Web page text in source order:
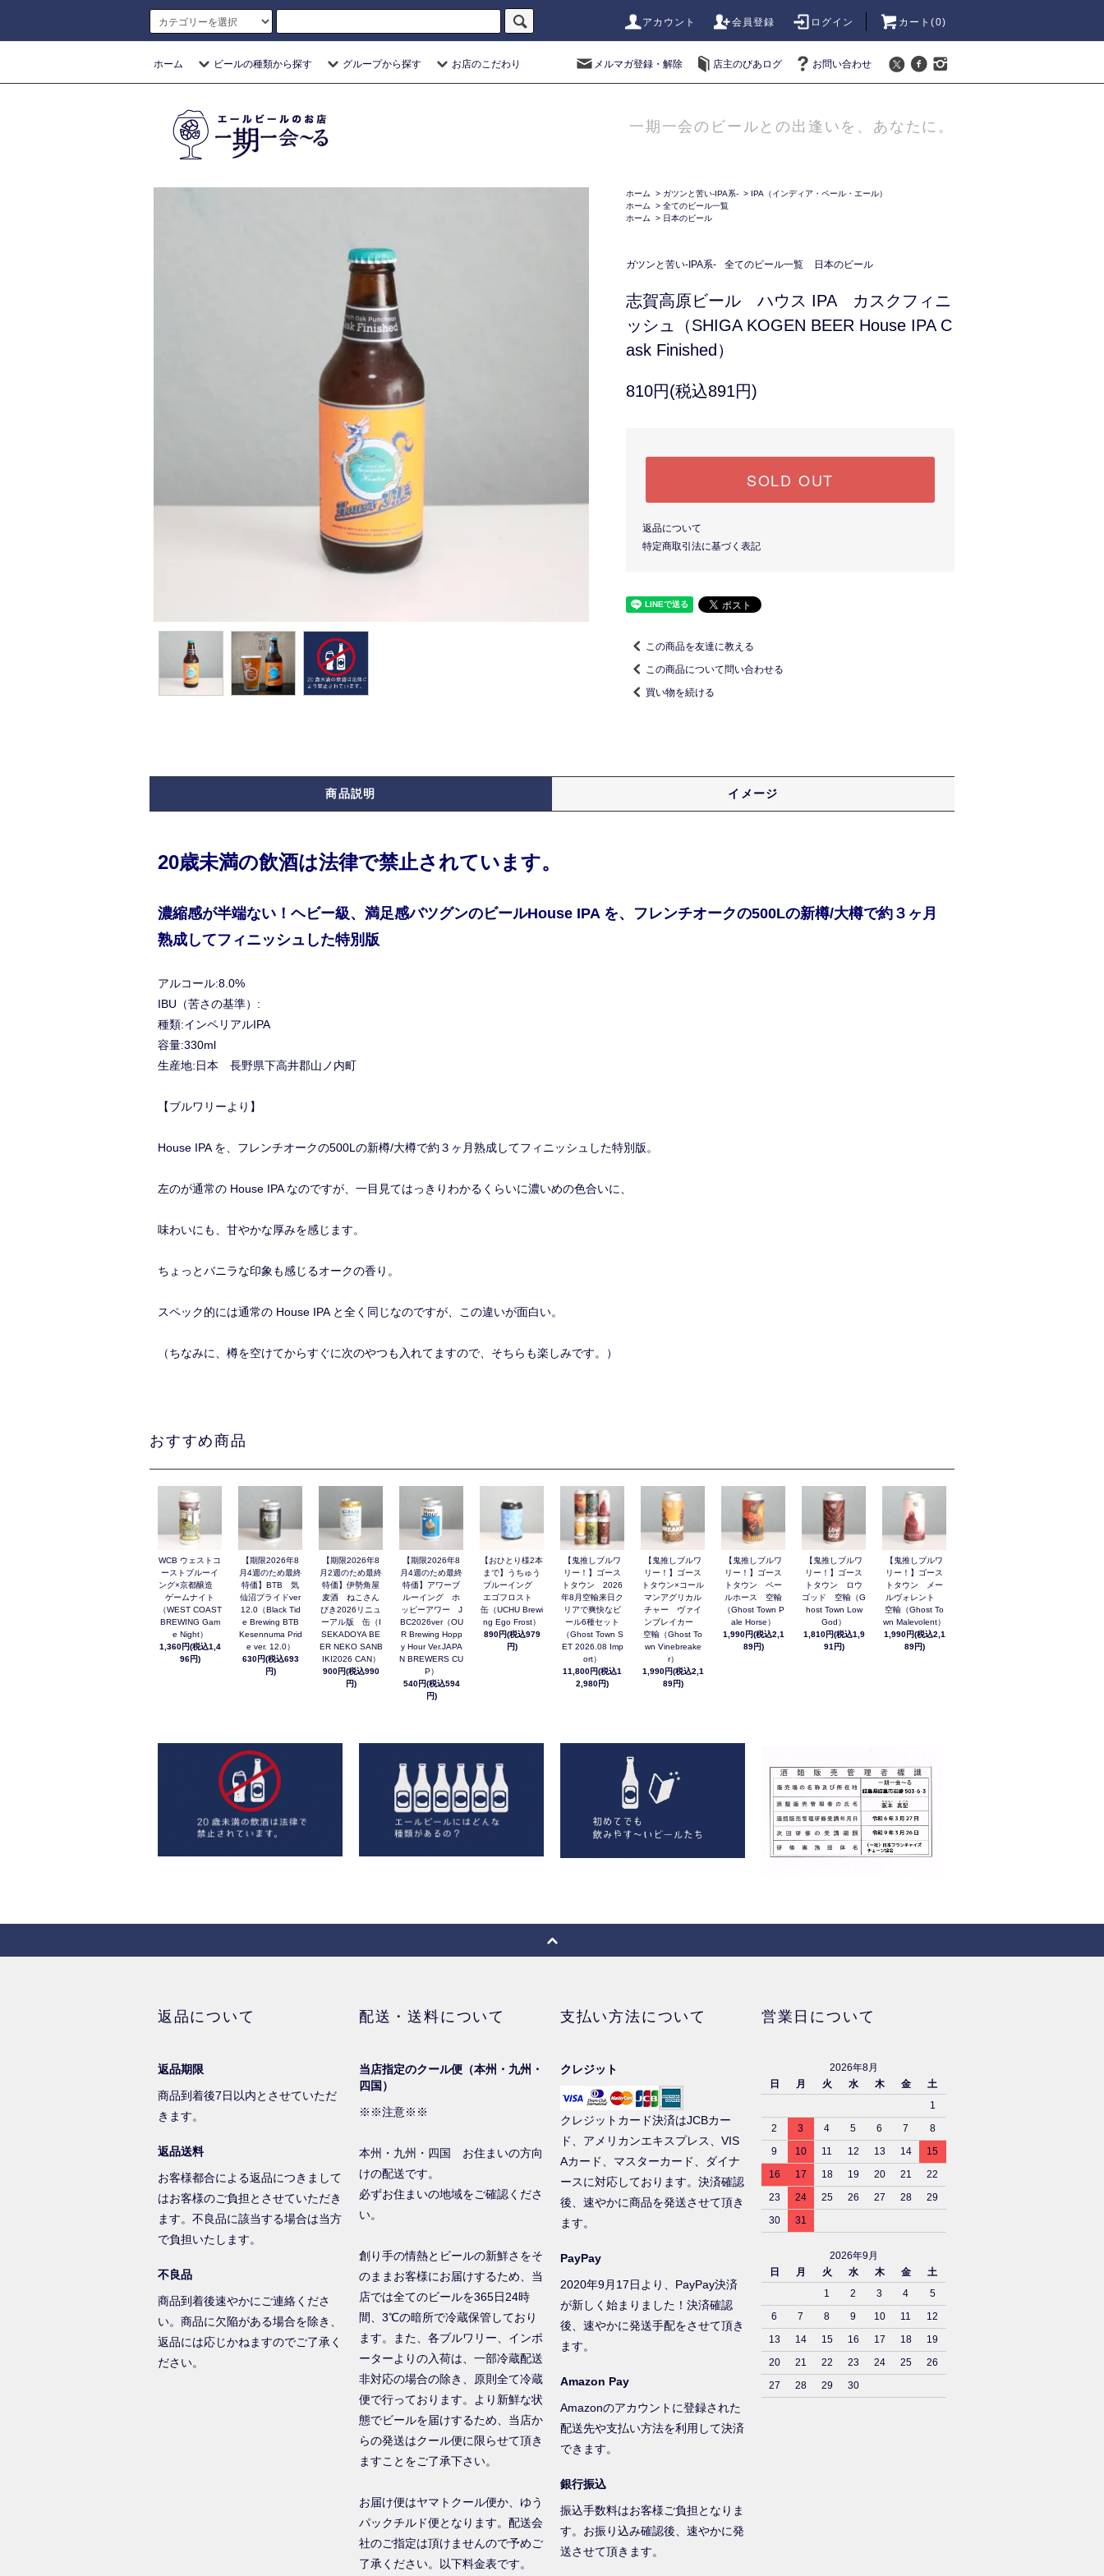
アカウント 会員登録 ログイン カート(0)
ホーム ビールの種類から探す グループから探す お店のこだわり メルマガ登録・解除 店主のびあログ お問い合わせ
一期一会のビールとの出逢いを、あなたに。
ホーム > ガツンと苦い-IPA系- > IPA（インディア・ペール・エール）
ホーム
> 全てのビール一覧
ホーム
> 日本のビール
ガツンと苦い-IPA系- 全てのビール一覧 日本のビール
志賀高原ビール ハウス IPA カスクフィニ
ッシュ（SHIGA KOGEN BEER House IPA C
ask Finished）
810円(税込891円)
SOLD OUT
返品について
特定商取引法に基づく表記
この商品を友達に教える
この商品について問い合わせる
買い物を続ける
商品説明 イメージ
20歳未満の飲酒は法律で禁止されています。
濃縮感が半端ない！ヘビー級、満足感バツグンのビールHouse IPA を、フレンチオークの500Lの新樽/大樽で約３ヶ月
熟成してフィニッシュした特別版
アルコール:8.0%
IBU（苦さの基準）:
種類:インペリアルIPA
容量:330ml
生産地:日本 長野県下高井郡山ノ内町
【ブルワリーより】
House IPA を、フレンチオークの500Lの新樽/大樽で約３ヶ月熟成してフィニッシュした特別版。
左のが通常の House IPA なのですが、一目見てはっきりわかるくらいに濃いめの色合いに、
味わいにも、甘やかな厚みを感じます。
ちょっとバニラな印象も感じるオークの香り。
スペック的には通常の House IPA と全く同じなのですが、この違いが面白い。
（ちなみに、樽を空けてからすぐに次のやつも入れてますので、そちらも楽しみです。）
おすすめ商品
WCB ウェストコ
ーストブルーイ
ング×京都醸造
ゲームナイト
（WEST COAST
BREWING Gam
e Night）
1,360円(税込1,4
96円)
【期限2026年8
月4週のため最終
特価】BTB 気
仙沼プライドver
12.0（Black Tid
e Brewing BTB
Kesennuma Prid
e ver. 12.0）
630円(税込693
円)
【期限2026年8
月2週のため最終
特価】伊勢角屋
麦酒 ねこさん
びき2026リニュ
ーアル版 缶（I
SEKADOYA BE
ER NEKO SANB
IKI2026 CAN）
900円(税込990
円)
【期限2026年8
月4週のため最終
特価】アワーブ
ルーイング ホ
ッピーアワー J
BC2026ver（OU
R Brewing Hopp
y Hour Ver.JAPA
N BREWERS CU
P）
540円(税込594
円)
【おひとり様2本
まで】うちゅう
ブルーイング
エゴフロスト
缶（UCHU Brewi
ng Ego Frost）
890円(税込979
円)
【鬼推しブルワ
リー！】ゴース
トタウン 2026
年8月空輸来日ク
リアで爽快なビ
ール6種セット
（Ghost Town S
ET 2026.08 Imp
ort）
11,800円(税込1
2,980円)
【鬼推しブルワ
リー！】ゴース
トタウン×コール
マンアグリカル
チャー ヴァイ
ンブレイカー
空輸（Ghost To
wn Vinebreake
r）
1,990円(税込2,1
89円)
【鬼推しブルワ
リー！】ゴース
トタウン ペー
ルホース 空輸
（Ghost Town P
ale Horse）
1,990円(税込2,1
89円)
【鬼推しブルワ
リー！】ゴース
トタウン ロウ
ゴッド 空輸（G
host Town Low
God）
1,810円(税込1,9
91円)
【鬼推しブルワ
リー！】ゴース
トタウン メー
ルヴォレント
空輸（Ghost To
wn Malevolent）
1,990円(税込2,1
89円)
返品について
返品期限
商品到着後7日以内とさせていただ
きます。
返品送料
お客様都合による返品につきまして
はお客様のご負担とさせていただき
ます。不良品に該当する場合は当方
で負担いたします。
不良品
商品到着後速やかにご連絡くださ
い。商品に欠陥がある場合を除き、
返品には応じかねますのでご了承く
ださい。
配送・送料について
当店指定のクール便（本州・九州・
四国）
※※注意※※
本州・九州・四国 お住まいの方向
けの配送です。
必ずお住まいの地域をご確認くださ
い。
創り手の情熱とビールの新鮮さをそ
のままお客様にお届けするため、当
店では全てのビールを365日24時
間、3℃の暗所で冷蔵保管しており
ます。また、各ブルワリー、インポ
ーターよりの入荷は、一部冷蔵配送
非対応の場合の除き、原則全て冷蔵
便で行っております。より新鮮な状
態でビールを届けするため、当店か
らの発送はクール便に限らせて頂き
ますことをご了承下さい。
お届け便はヤマトクール便か、ゆう
パックチルド便となります。配送会
社のご指定は頂けませんので予めご
了承ください。以下料金表です。
支払い方法について
クレジット
クレジットカード決済はJCBカー
ド、アメリカンエキスプレス、VIS
Aカード、マスターカード、ダイナ
ースに対応しております。決済確認
後、速やかに商品を発送させて頂き
ます。
PayPay
2020年9月17日より、PayPay決済
が新しく始まりました！決済確認
後、速やかに発送手配をさせて頂き
ます。
Amazon Pay
Amazonのアカウントに登録された
配送先や支払い方法を利用して決済
できます。
銀行振込
振込手数料はお客様ご負担となりま
す。お振り込み確認後、速やかに発
送させて頂きます。
営業日について
2026年8月
日
月 火 水 木 金
土
1
2
3 4 5 6 7
8
9
10 11 12 13 14
15
16
17 18 19 20 21
22
23
24 25 26 27 28
29
30
31
2026年9月
日
月 火 水 木 金
土
1
2 3 4
5
6
7 8 9 10 11
12
13
14 15 16 17 18
19
20
21 22 23 24 25
26
27
28 29 30